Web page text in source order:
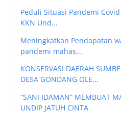
Peduli Situasi Pandemi
KKN Und...
Meningkatkan Pendapatan
pandemi mahas...
KONSERVASI DAERAH
DESA GONDANG OLE...
“SANI IDAMAN” MEMBUAT
UNDIP JATUH CINTA